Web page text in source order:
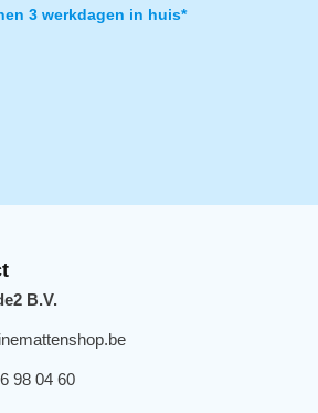
3 werkdagen in huis*
B.V.
98 04 60